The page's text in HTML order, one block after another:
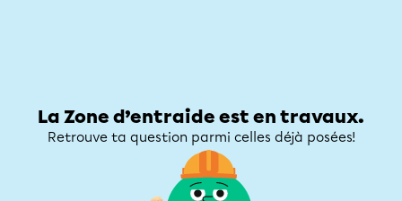
La Zone d’entraide est en travaux.
Retrouve ta question parmi celles déjà posées!